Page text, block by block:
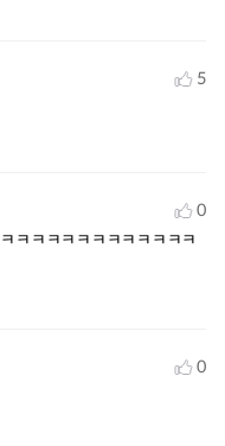
5
0
ㅋㅋㅋㅋㅋㅋㅋㅋㅋㅋㅋㅋ
0